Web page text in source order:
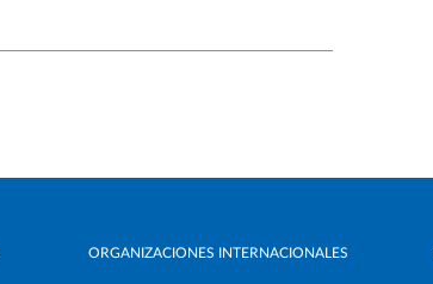
ORGANIZACIONES INTERNACIONALES